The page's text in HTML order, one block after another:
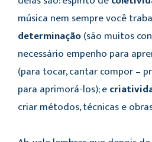
música nem sempre você
determinação(são muitos
necessário empenho para
(para tocar, cantar compor –
para aprimorá-los); e
criar métodos, técnicas e